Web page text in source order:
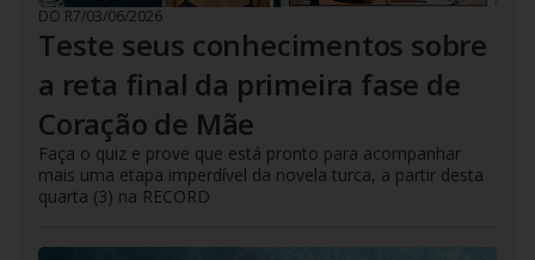
DO R7/03/06/2026
Teste seus conhecimentos sobre
a reta final da primeira fase de
Coração de Mãe
Faça o quiz e prove que está pronto para acompanhar
mais uma etapa imperdível da novela turca, a partir desta
quarta (3) na RECORD